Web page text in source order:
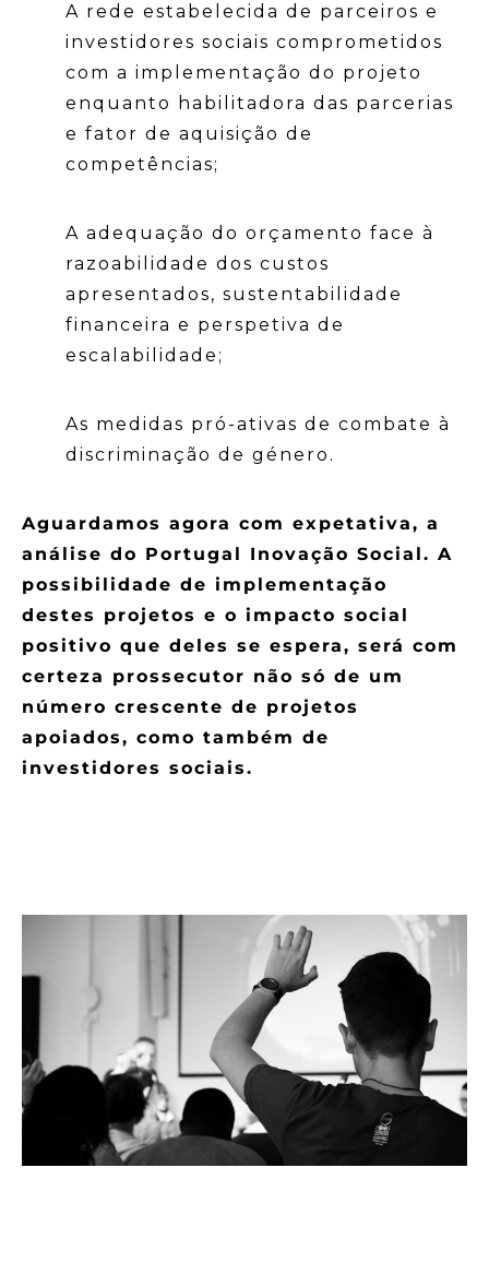
A rede estabelecida de parceiros e
investidores sociais comprometidos
com a implementação do projeto
enquanto habilitadora das parcerias
e fator de aquisição de
competências;
A adequação do orçamento face à
razoabilidade dos custos
apresentados, sustentabilidade
financeira e perspetiva de
escalabilidade;
As medidas pró-ativas de combate à
discriminação de género.
Aguardamos agora com expetativa, a
análise do Portugal Inovação Social. A
possibilidade de implementação
destes projetos e o impacto social
positivo que deles se espera, será com
certeza prossecutor não só de um
número crescente de projetos
apoiados, como também de
investidores sociais.